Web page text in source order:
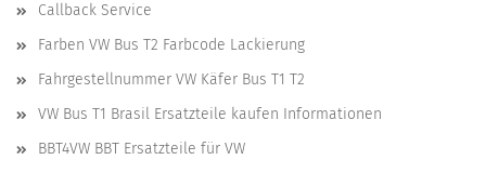
Callback Service
Farben VW Bus T2 Farbcode Lackierung
Fahrgestellnummer VW Käfer Bus T1 T2
VW Bus T1 Brasil Ersatzteile kaufen Informationen
BBT4VW BBT Ersatzteile für VW